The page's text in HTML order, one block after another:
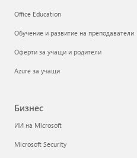
Office Education
Обучение и развитие на преподаватели
Оферти за учащи и родители
Azure за учащи
Бизнес
ИИ на Microsoft
Microsoft Security